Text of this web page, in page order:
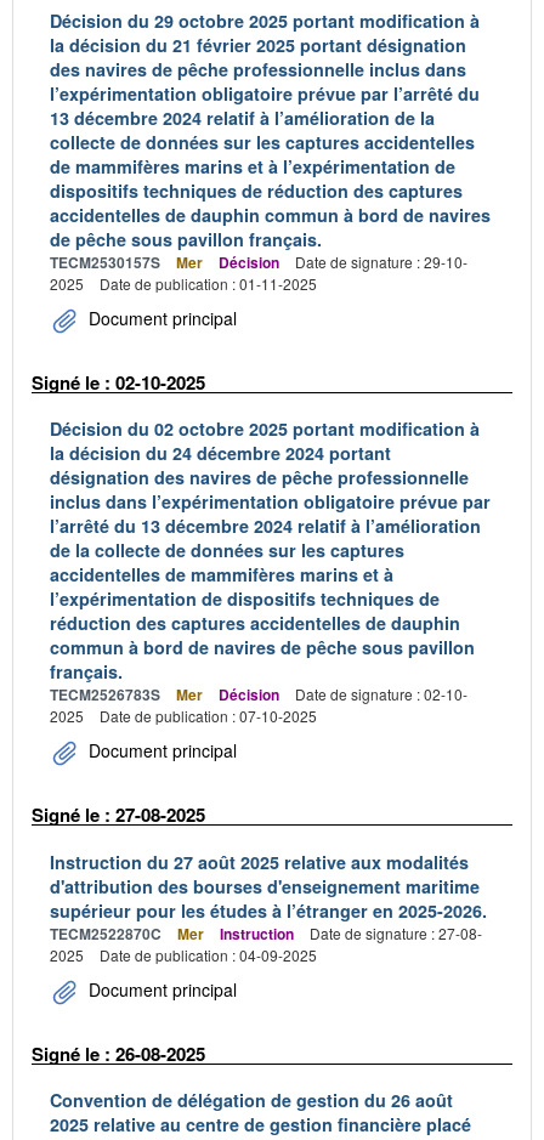
Décision du 29 octobre 2025 portant modification à
la décision du 21 février 2025 portant désignation
des navires de pêche professionnelle inclus dans
l’expérimentation obligatoire prévue par l’arrêté du
13 décembre 2024 relatif à l’amélioration de la
collecte de données sur les captures accidentelles
de mammifères marins et à l’expérimentation de
dispositifs techniques de réduction des captures
accidentelles de dauphin commun à bord de navires
de pêche sous pavillon français.
TECM2530157S Mer Décision
Date de signature : 29-10-
2025
Date de publication : 01-11-2025
Document principal
Signé le : 02-10-2025
Décision du 02 octobre 2025 portant modification à
la décision du 24 décembre 2024 portant
désignation des navires de pêche professionnelle
inclus dans l’expérimentation obligatoire prévue par
l’arrêté du 13 décembre 2024 relatif à l’amélioration
de la collecte de données sur les captures
accidentelles de mammifères marins et à
l’expérimentation de dispositifs techniques de
réduction des captures accidentelles de dauphin
commun à bord de navires de pêche sous pavillon
français.
TECM2526783S Mer Décision
Date de signature : 02-10-
2025
Date de publication : 07-10-2025
Document principal
Signé le : 27-08-2025
Instruction du 27 août 2025 relative aux modalités
d'attribution des bourses d'enseignement maritime
supérieur pour les études à l’étranger en 2025-2026.
TECM2522870C Mer Instruction
Date de signature : 27-08-
2025
Date de publication : 04-09-2025
Document principal
Signé le : 26-08-2025
Convention de délégation de gestion du 26 août
2025 relative au centre de gestion financière placé